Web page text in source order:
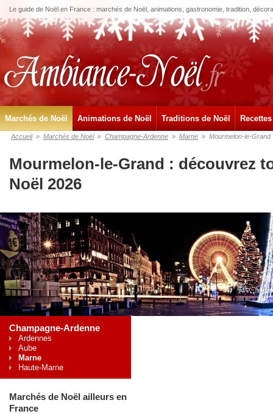
Le guide de Noël en France : marchés de Noël, animations, gastronomie, tradition,
Marchés de Noël Animations de Noël Traditions de Noël
Accueil » Marchés de Noël » Champagne-Ardenne » Marne » Mourmelon-le-Grand
Mourmelon-le-Grand : découvrez
Noël 2026
Champagne-Ardenne
Ardennes
Aube
Marne
Haute-Marne
Marchés de Noël ailleurs en
France